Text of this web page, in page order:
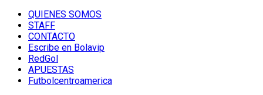
QUIENES SOMOS
STAFF
CONTACTO
Escribe en Bolavip
RedGol
APUESTAS
Futbolcentroamerica